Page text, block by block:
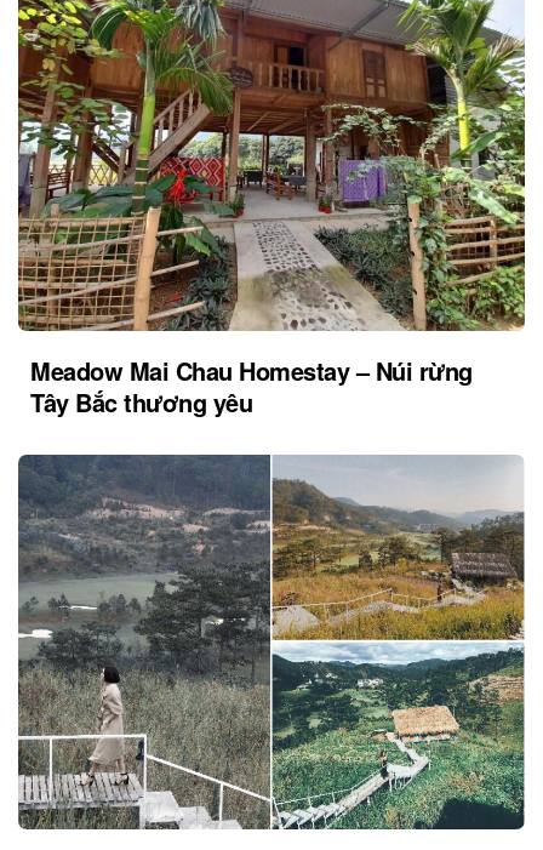
Meadow Mai Chau Homestay – Núi rừng
Tây Bắc thương yêu